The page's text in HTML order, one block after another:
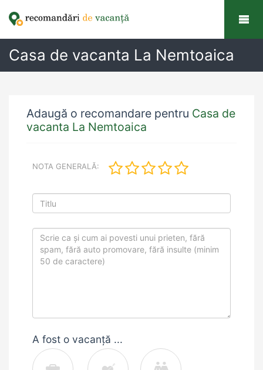
Casa de vacanta La Nemtoaica
Adaugă o recomandare pentru Casa de
vacanta La Nemtoaica
NOTA GENERALĂ:
A fost o vacanță ...